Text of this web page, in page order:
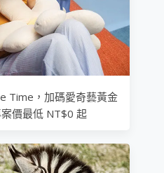
Time，加碼愛奇藝黃金
價最低 NT$0 起